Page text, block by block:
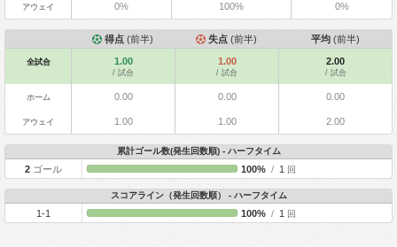
アウェイ 0% 100% 0%
得点 (前半) 失点 (前半) 平均(前半)
全試合 1.00
/ 試合
1.00
/ 試合
2.00
/ 試合
ホーム 0.00 0.00 0.00
アウェイ 1.00 1.00 2.00
累計ゴール数(発生回数順) - ハーフタイム
2 ゴール 100% /1 回
スコアライン（発生回数順） - ハーフタイム
1-1 100% /1 回